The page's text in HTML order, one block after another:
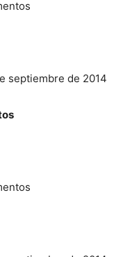
septiembre de 2014